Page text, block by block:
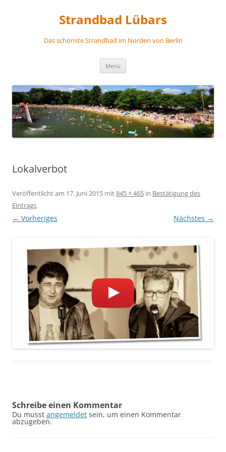
Strandbad Lübars
Das schönste Strandbad im Norden von Berlin
Menü
Lokalverbot
Veröffentlicht am 17. Juni 2015 mit845 × 465 in Bestätigung des
Eintrags.
← Vorheriges Nächstes →
Schreibe einen Kommentar
Du musst angemeldet sein, um einen Kommentar
abzugeben.